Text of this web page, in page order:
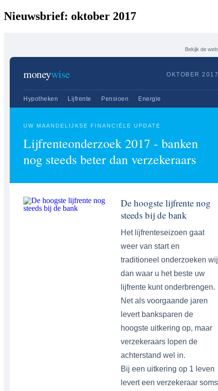
Nieuwsbrief: oktober 2017
Bekijk de
moneywise OKTOBER 2017
Hypotheken Lijfrente Pensioen Energie
UW MAANDELIJKSE FINANCIËLE UPDATE
Lijfrenteonderzoek 2017 - banken
nog steeds beter dan verzekeraars
De hoogste lijfrente nog
steeds bij de bank
Het lijfrenteseizoen gaat
weer van start en
traditioneel onderzoeken wij
dan waar u het beste uw
lijfrente kunt onderbrengen.
Net als voorgaande jaren
levert banksparen de
hoogste uitkering op, maar
verzekeraars lopen de
achterstand wel in.
Bij een uitkering op 1 leven
levert een verzekeraar soms